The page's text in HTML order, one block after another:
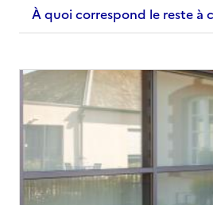
À quoi correspond le reste à